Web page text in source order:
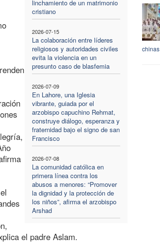
linchamiento de un matrimonio
cristiano
2026-07-15
La colaboración entre líderes
religiosos y autoridades civiles
evita la violencia en un
presunto caso de blasfemia
2026-07-09
En Lahore, una Iglesia
vibrante, guiada por el
arzobispo capuchino Rehmat,
construye diálogo, esperanza y
fraternidad bajo el signo de san
Francisco
2026-07-08
La comunidad católica en
primera línea contra los
abusos a menores: “Promover
la dignidad y la protección de
los niños”, afirma el arzobispo
Arshad
el padre Aslam.
chinas